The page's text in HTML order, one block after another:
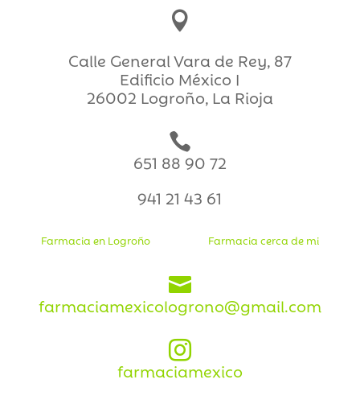

Calle General Vara de Rey, 87
Edificio México I
26002 Logroño, La Rioja

651 88 90 72
941 21 43 61
Farmacia en Logroño Farmacia cerca de mi

farmaciamexicologrono@gmail.com

farmaciamexico